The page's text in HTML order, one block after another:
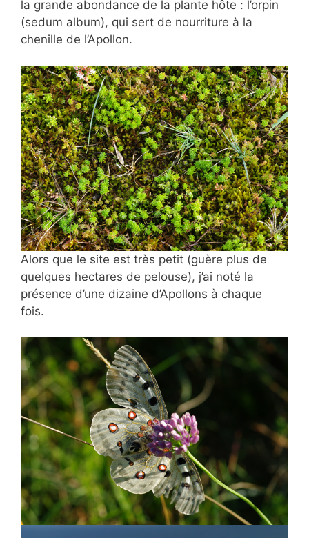
la grande abondance de la plante hôte : l’orpin
(sedum album), qui sert de nourriture à la
chenille de l’Apollon.
Alors que le site est très petit (guère plus de
quelques hectares de pelouse), j’ai noté la
présence d’une dizaine d’Apollons à chaque
fois.